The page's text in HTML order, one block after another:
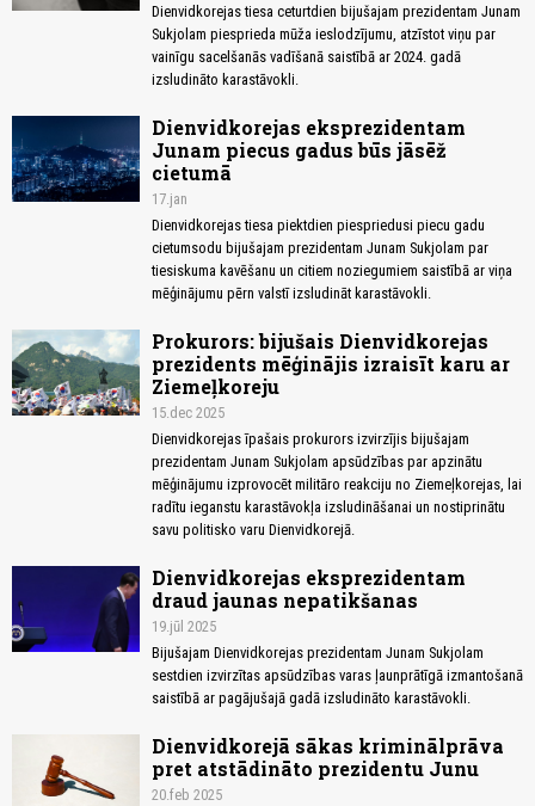
Dienvidkorejas tiesa ceturtdien bijušajam prezidentam Junam
Sukjolam piesprieda mūža ieslodzījumu, atzīstot viņu par
vainīgu sacelšanās vadīšanā saistībā ar 2024. gadā
izsludināto karastāvokli.
Dienvidkorejas eksprezidentam
Junam piecus gadus būs jāsēž
cietumā
17.jan
Dienvidkorejas tiesa piektdien piespriedusi piecu gadu
cietumsodu bijušajam prezidentam Junam Sukjolam par
tiesiskuma kavēšanu un citiem noziegumiem saistībā ar viņa
mēģinājumu pērn valstī izsludināt karastāvokli.
Prokurors: bijušais Dienvidkorejas
prezidents mēģinājis izraisīt karu ar
Ziemeļkoreju
15.dec 2025
Dienvidkorejas īpašais prokurors izvirzījis bijušajam
prezidentam Junam Sukjolam apsūdzības par apzinātu
mēģinājumu izprovocēt militāro reakciju no Ziemeļkorejas, lai
radītu ieganstu karastāvokļa izsludināšanai un nostiprinātu
savu politisko varu Dienvidkorejā.
Dienvidkorejas eksprezidentam
draud jaunas nepatikšanas
19.jūl 2025
Bijušajam Dienvidkorejas prezidentam Junam Sukjolam
sestdien izvirzītas apsūdzības varas ļaunprātīgā izmantošanā
saistībā ar pagājušajā gadā izsludināto karastāvokli.
Dienvidkorejā sākas kriminālprāva
pret atstādināto prezidentu Junu
20.feb 2025